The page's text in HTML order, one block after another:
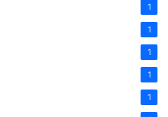
1
1
1
1
1